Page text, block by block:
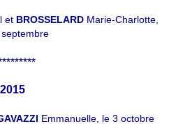
et BROSSELARDMarie-Charlotte,
2015
Emmanuelle, le 3 octobre